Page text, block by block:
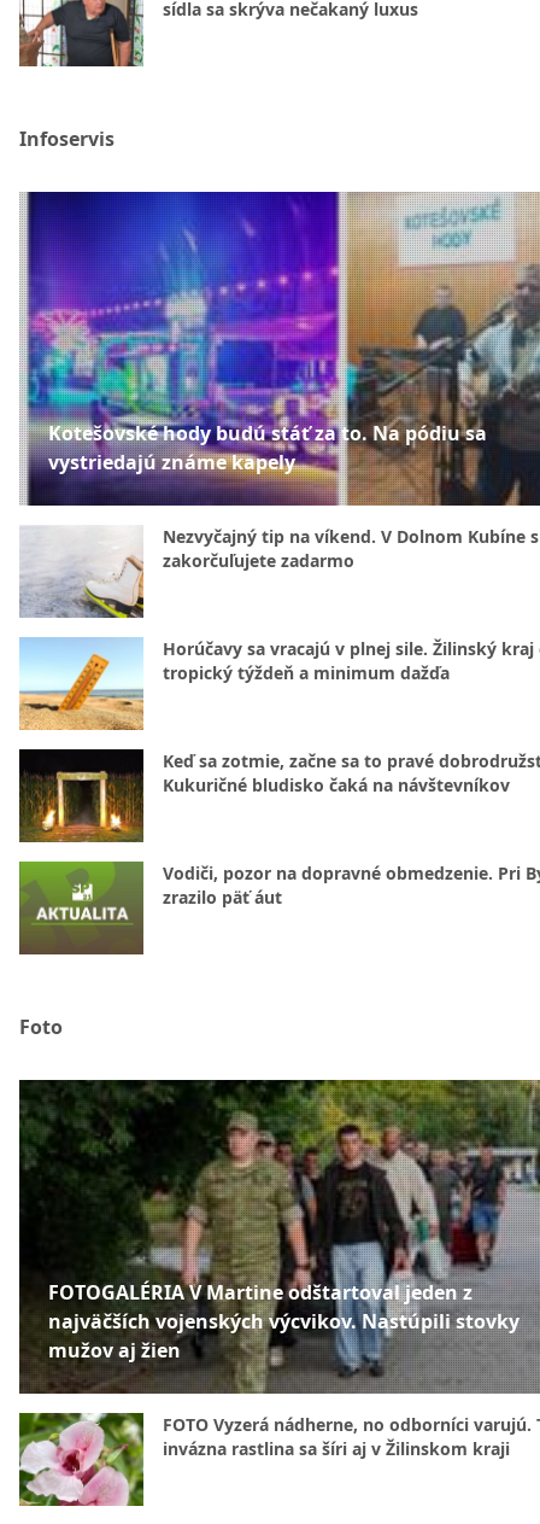
sídla sa skrýva nečakaný luxus
Infoservis
Kotešovské hody budú stáť za to. Na pódiu sa
vystriedajú známe kapely
Nezvyčajný tip na víkend. V Dolnom Kubíne
zakorčuľujete zadarmo
Horúčavy sa vracajú v plnej sile. Žilinský kraj
tropický týždeň a minimum dažďa
Keď sa zotmie, začne sa to pravé
Kukuričné bludisko čaká na návštevníkov
Vodiči, pozor na dopravné obmedzenie. Pri
zrazilo päť áut
Foto
FOTOGALÉRIA V Martine odštartoval jeden z
najväčších vojenských výcvikov. Nastúpili stovky
mužov aj žien
FOTO Vyzerá nádherne, no odborníci varujú.
invázna rastlina sa šíri aj v Žilinskom kraji